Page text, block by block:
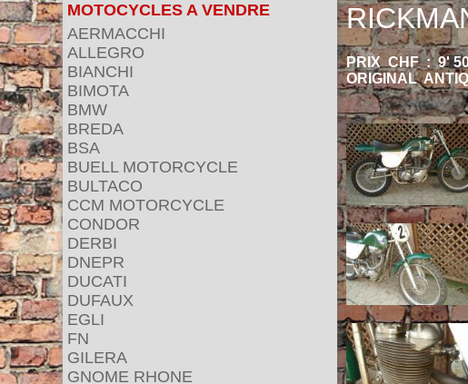
MOTOCYCLES A VENDRE
AERMACCHI
ALLEGRO
BIANCHI
BIMOTA
BMW
BREDA
BSA
BUELL MOTORCYCLE
BULTACO
CCM MOTORCYCLE
CONDOR
DERBI
DNEPR
DUCATI
DUFAUX
EGLI
FN
GILERA
GNOME RHONE
PRIX CHF : 9'
ORIGINAL